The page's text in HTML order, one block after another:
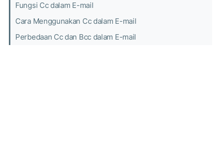
Fungsi Cc dalam E-mail
Cara Menggunakan Cc dalam E-mail
Perbedaan Cc dan Bcc dalam E-mail